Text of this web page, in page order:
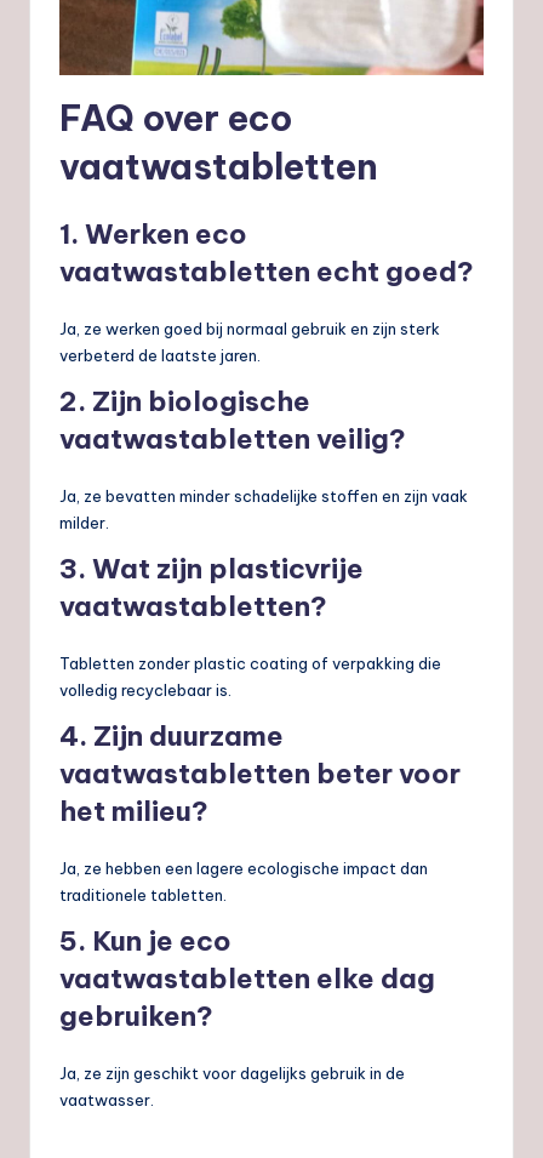
FAQ over eco
vaatwastabletten
1. Werken eco
vaatwastabletten echt goed?
Ja, ze werken goed bij normaal gebruik en zijn sterk
verbeterd de laatste jaren.
2. Zijn biologische
vaatwastabletten veilig?
Ja, ze bevatten minder schadelijke stoffen en zijn vaak
milder.
3. Wat zijn plasticvrije
vaatwastabletten?
Tabletten zonder plastic coating of verpakking die
volledig recyclebaar is.
4. Zijn duurzame
vaatwastabletten beter voor
het milieu?
Ja, ze hebben een lagere ecologische impact dan
traditionele tabletten.
5. Kun je eco
vaatwastabletten elke dag
gebruiken?
Ja, ze zijn geschikt voor dagelijks gebruik in de
vaatwasser.